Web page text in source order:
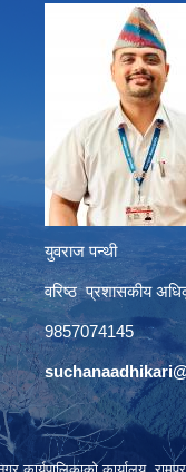
युवराज पन्थी
वरिष्ठ प्रशासकीय
9857074145